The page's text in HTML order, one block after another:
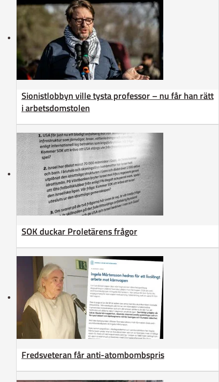
Sionistlobbyn ville tysta professor – nu får han rätt
i arbetsdomstolen
SOK duckar Proletärens frågor
Fredsveteran får anti-atombombspris